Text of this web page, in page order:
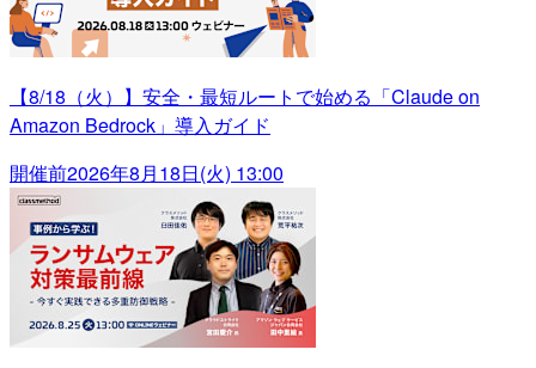
【8/18（火）】安全・最短ルートで始める「Claude on
Amazon Bedrock」導入ガイド
開催前2026年8月18日(火) 13:00